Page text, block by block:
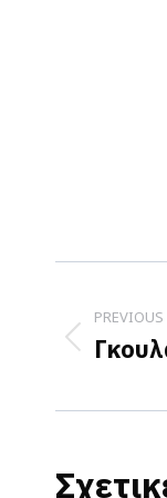
PREVIOUS
Previous